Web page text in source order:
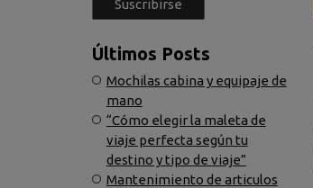
Últimos Posts
Mochilas cabina y equipaje de
mano
“Cómo elegir la maleta de
viaje perfecta según tu
destino y tipo de viaje”
Mantenimiento de articulos